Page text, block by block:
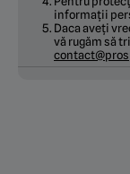
informații
Daca aveți
vă rugăm să